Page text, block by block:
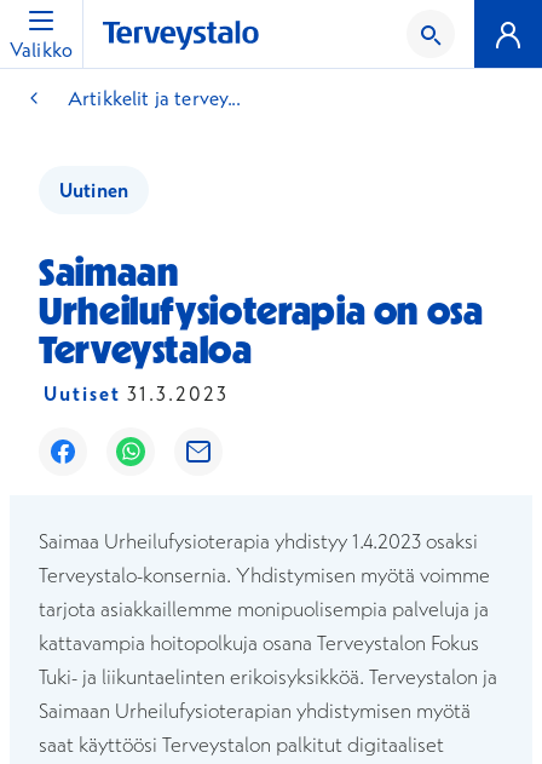
Valikko
Artikkelit ja tervey...
Uutinen
Saimaan
Urheilufysioterapia on osa
Terveystaloa
Uutiset 31.3.2023
Avautuu uuteen ikkunaan
Avautuu uuteen ikkunaan
Avautuu uuteen ikkunaan
Saimaa Urheilufysioterapia yhdistyy 1.4.2023 osaksi
Terveystalo-konsernia. Yhdistymisen myötä voimme
tarjota asiakkaillemme monipuolisempia palveluja ja
kattavampia hoitopolkuja osana Terveystalon Fokus
Tuki- ja liikuntaelinten erikoisyksikköä. Terveystalon ja
Saimaan Urheilufysioterapian yhdistymisen myötä
saat käyttöösi Terveystalon palkitut digitaaliset